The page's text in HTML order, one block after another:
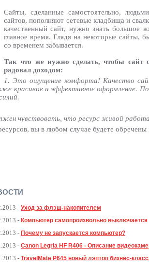
Сайты, сделанные самостоятельно,
сайтов, пополняют сетевые кладбища и
качественный сайт, нужно знать большое
главное время. Глядя на некоторые сайты,
со временем забывается.
Так что же нужно сделать, чтобы сайт
радовал доходом:
1. Это ощущение комфорта! Качество
красивое и эффективное оформление.
чувствовать, что ресурс живой
вы в любом случае будете обречены
- Уход за флэш-накопителем
- Компьютер самопроизвольно выключается
- Почему не запускается компьютер?
- Canon Legria HF R406 - Описание
- TravelMate P645 новый лэптоп бизнес-